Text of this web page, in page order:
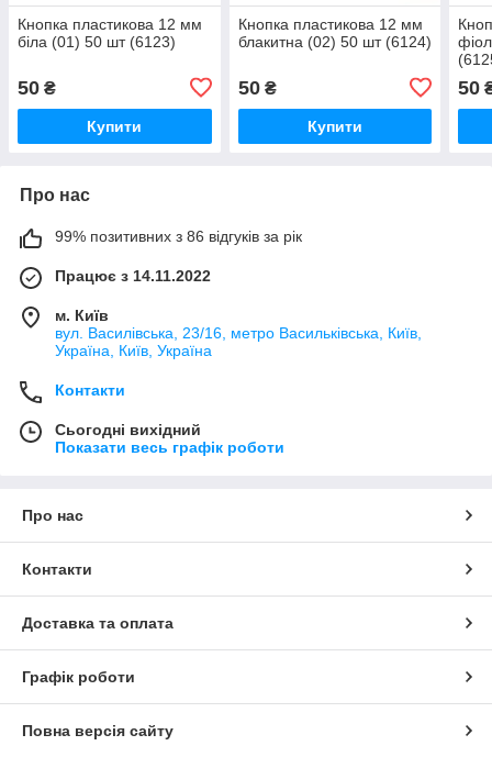
Кнопка пластикова 12 мм
біла (01) 50 шт (6123)
50 ₴
Купити
Кнопка пластикова 12 мм
блакитна (02) 50 шт (6124)
50₴
Купити
50
Про нас
99% позитивних з 86 відгуків за рік
Працює з 14.11.2022
м. Київ
вул. Василівська, 23/16, метро Васильківська, Київ,
Україна, Київ, Україна
Контакти
Сьогодні вихідний
Показати весь графік роботи
Про нас
Контакти
Доставка та оплата
Графік роботи
Повна версія сайту